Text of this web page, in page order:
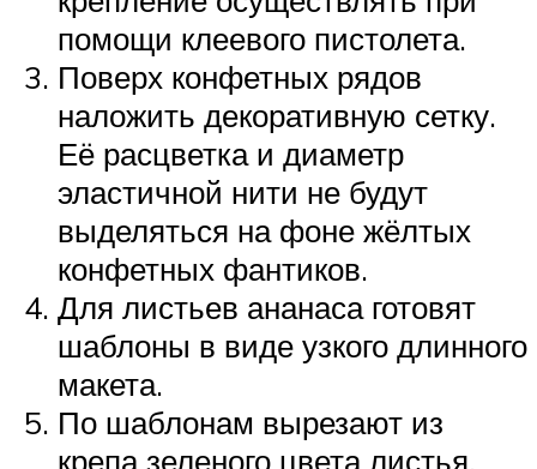
помощи клеевого пистолета.
Поверх конфетных рядов
наложить декоративную сетку.
Её расцветка и диаметр
эластичной нити не будут
выделяться на фоне жёлтых
конфетных фантиков.
Для листьев ананаса готовят
шаблоны в виде узкого длинного
макета.
По шаблонам вырезают из
крепа зеленого цвета листья.